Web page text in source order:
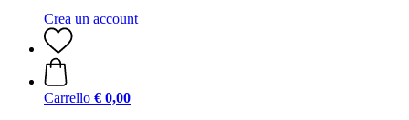
Crea un account
Carrello € 0,00